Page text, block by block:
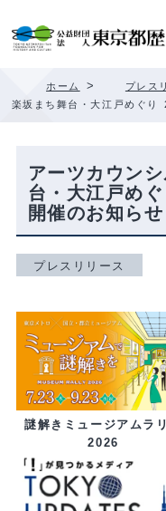
ホーム > プレス
楽坂まち舞台・大江戸めぐ
アーツカウン
台・大江戸め
開催のお知らせ
プレスリリース
謎解きミュージアムラ
2026